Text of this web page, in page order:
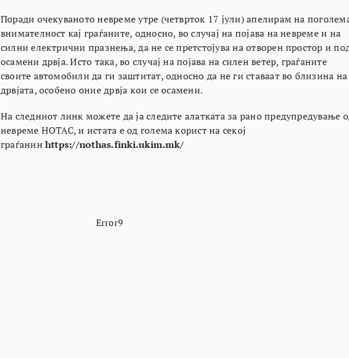
Поради очекуваното невреме утре (четврток 17 јули) апелирам на
внимателност кај граѓаните, односно, во случај на појава на невреме и на
силни електрични празнења, да не се претстојува на отворен простор и
осамени дрвја. Исто така, во случај на појава на силен ветер, граѓаните
своите автомобили да ги заштитат, односно да не ги ставаат во близина на
дрвјата, особено оние дрвја кои се осамени.
На следниот линк можете да ја следите алатката за рано предупредување
невреме НОТАС, и истата е од голема корист на секој
граѓанин https://nothas.finki.ukim.mk/
Error9